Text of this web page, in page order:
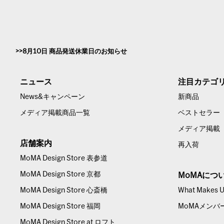
8月10日 商品発送休業日のお知らせ
ニュース
News&キャンペーン
メディア掲載商品一覧
店舗案内
MoMA Design Store 表参道
MoMA Design Store 京都
MoMA Design Store 心斎橋
MoMA Design Store 福岡
MoMA Design Store at ロフト
注目カテゴ
新商品
ベストセラー
メディア掲載
再入荷
MoMAにつ
What Makes
MoMAメンバ